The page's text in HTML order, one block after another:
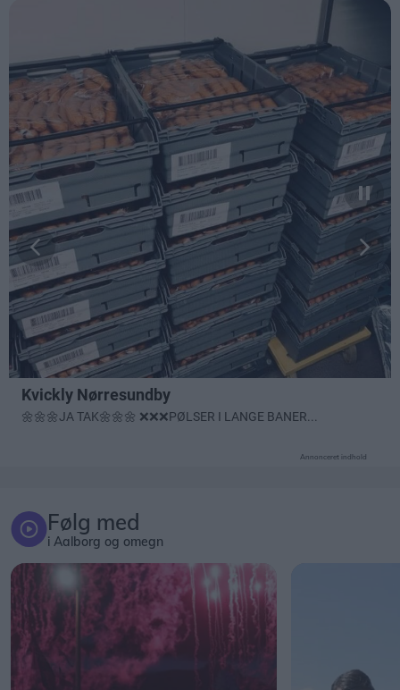
Annonceret indhold
Følg med
i Aalborg og omegn